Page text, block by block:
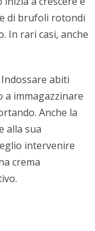
di brufoli rotondi
In rari casi, anche
abiti
a immagazzinare
Anche la
alla sua
intervenire
crema